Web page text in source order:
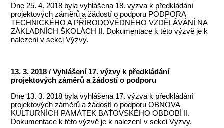
Dne 25. 4. 2018 byla vyhlášena 18. výzva k předkládání
projektových záměrů a žádostí o podporu PODPORA
TECHNICKÉHO A PŘÍRODOVĚDNÉHO VZDĚLÁVÁNÍ NA
ZÁKLADNÍCH ŠKOLÁCH II. Dokumentace k této výzvě je k
nalezení v sekci Výzvy.
13. 3. 2018 / Vyhlášení 17. výzvy k předkládání
projektových záměrů a žádostí o podporu
Dne 13. 3. 2018 byla vyhlášena 17. výzva k předkládání
projektových záměrů a žádostí o podporu OBNOVA
KULTURNÍCH PAMÁTEK BAŤOVSKÉHO OBDOBÍ II.
Dokumentace k této výzvě je k nalezení v sekci Výzvy.